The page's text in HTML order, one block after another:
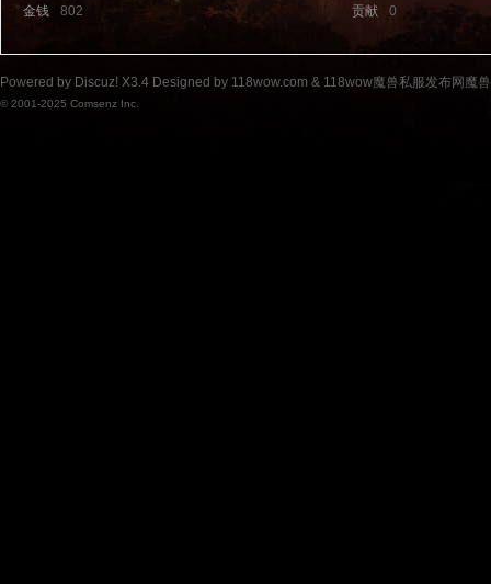
金钱
802 贡献 0
Powered by Discuz! X3.4 Designed by 118wow.com & 118wow魔兽私服发布网魔
© 2001-2025 Comsenz Inc.